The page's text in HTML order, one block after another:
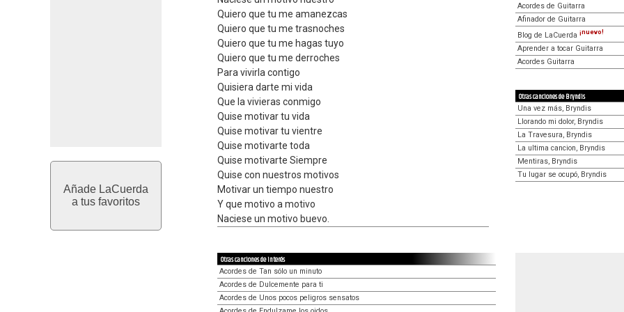
Añade LaCuerda
a tus favoritos
Quiero que tu me amanezcas
Quiero que tu me trasnoches
Quiero que tu me hagas tuyo
Quiero que tu me derroches
Para vivirla contigo
Quisiera darte mi vida
Que la vivieras conmigo
Quise motivar tu vida
Quise motivar tu vientre
Quise motivarte toda
Quise motivarte Siempre
Quise con nuestros motivos
Motivar un tiempo nuestro
Y que motivo a motivo
Naciese un motivo buevo.
Acordes de Guitarra
Afinador de Guitarra
Blog de LaCuerda ¡nuevo!
Aprender a tocar Guitarra
Acordes Guitarra
Otras canciones de Bryndis
Una vez más, Bryndis
Llorando mi dolor, Bryndis
La Travesura, Bryndis
La ultima cancion, Bryndis
Mentiras, Bryndis
Tu lugar se ocupó, Bryndis
Otras canciones de interés
Acordes de Tan sólo un minuto
Acordes de Dulcemente para ti
Acordes de Unos pocos peligros sensatos